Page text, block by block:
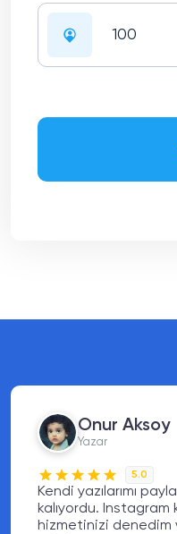
boş
hilesi
birçok yorum